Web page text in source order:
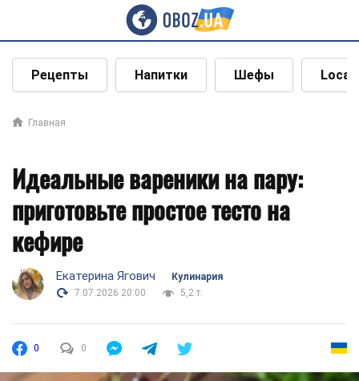
Рецепты Напитки Шефы Local
Главная
Идеальные вареники на пару:
приготовьте простое тесто на
кефире
Екатерина Ягович
Кулинария
7.07.2026 20:00
5,2 т.
0 0